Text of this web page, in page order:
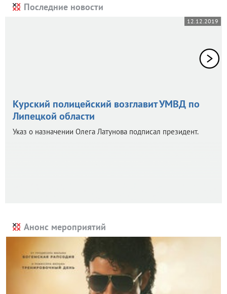
Последние новости
12.12.2019
Курский полицейский возглавит УМВД по
Липецкой области
Указ о назначении Олега Латунова подписал президент.
Анонс мероприятий